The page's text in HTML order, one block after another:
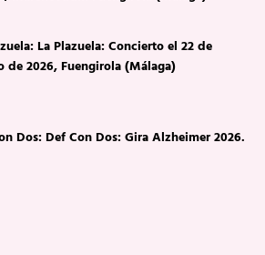
La Plazuela: Concierto el 22 de
de 2026, Fuengirola (Málaga)
Dos: Def Con Dos: Gira Alzheimer 2026.